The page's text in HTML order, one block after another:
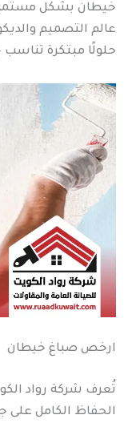
خيطان بشكل مستمر
عالم التصميم
حلولًا مبتكرة تناسب
ارخص صباغ خيطان
تُعرف شركة رواد
الحفاظ الكامل على